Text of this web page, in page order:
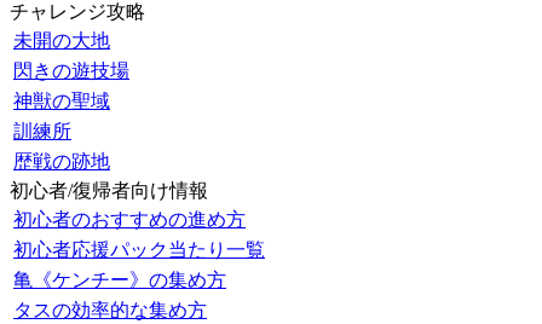
チャレンジ攻略
未開の大地
閃きの遊技場
神獣の聖域
訓練所
歴戦の跡地
初心者/復帰者向け情報
初心者のおすすめの進め方
初心者応援パック当たり一覧
亀《ケンチー》の集め方
タスの効率的な集め方